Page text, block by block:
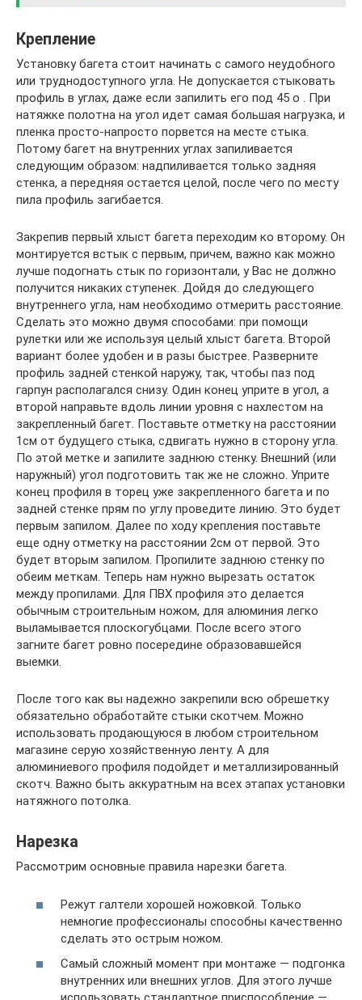
Крепление
Установку багета стоит начинать с самого неудобного
или труднодоступного угла. Не допускается стыковать
профиль в углах, даже если запилить его под 45 о . При
натяжке полотна на угол идет самая большая нагрузка, и
пленка просто-напросто порвется на месте стыка.
Потому багет на внутренних углах запиливается
следующим образом: надпиливается только задняя
стенка, а передняя остается целой, после чего по месту
пила профиль загибается.
Закрепив первый хлыст багета переходим ко второму. Он
монтируется встык с первым, причем, важно как можно
лучше подогнать стык по горизонтали, у Вас не должно
получится никаких ступенек. Дойдя до следующего
внутреннего угла, нам необходимо отмерить расстояние.
Сделать это можно двумя способами: при помощи
рулетки или же используя целый хлыст багета. Второй
вариант более удобен и в разы быстрее. Разверните
профиль задней стенкой наружу, так, чтобы паз под
гарпун располагался снизу. Один конец уприте в угол, а
второй направьте вдоль линии уровня с нахлестом на
закрепленный багет. Поставьте отметку на расстоянии
1см от будущего стыка, сдвигать нужно в сторону угла.
По этой метке и запилите заднюю стенку. Внешний (или
наружный) угол подготовить так же не сложно. Уприте
конец профиля в торец уже закрепленного багета и по
задней стенке прям по углу проведите линию. Это будет
первым запилом. Далее по ходу крепления поставьте
еще одну отметку на расстоянии 2см от первой. Это
будет вторым запилом. Пропилите заднюю стенку по
обеим меткам. Теперь нам нужно вырезать остаток
между пропилами. Для ПВХ профиля это делается
обычным строительным ножом, для алюминия легко
выламывается плоскогубцами. После всего этого
загните багет ровно посередине образовавшейся
выемки.
После того как вы надежно закрепили всю обрешетку
обязательно обработайте стыки скотчем. Можно
использовать продающуюся в любом строительном
магазине серую хозяйственную ленту. А для
алюминиевого профиля подойдет и металлизированный
скотч. Важно быть аккуратным на всех этапах установки
натяжного потолка.
Нарезка
Рассмотрим основные правила нарезки багета.
Режут галтели хорошей ножовкой. Только
немногие профессионалы способны качественно
сделать это острым ножом.
Самый сложный момент при монтаже — подгонка
внутренних или внешних углов. Для этого лучше